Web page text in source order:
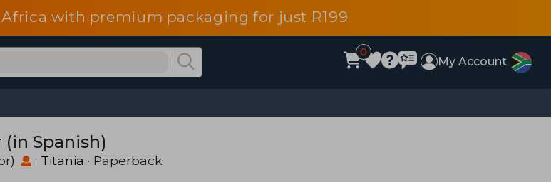
with premium packaging for just R199
0
My Account
Spanish)
· Titania · Paperback